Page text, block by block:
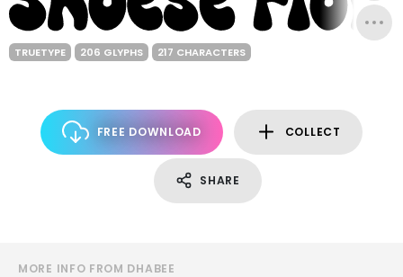
TRUETYPE 206 GLYPHS 217 CHARACTERS
FREE DOWNLOAD COLLECT
SHARE
MORE INFO FROM DHABEE